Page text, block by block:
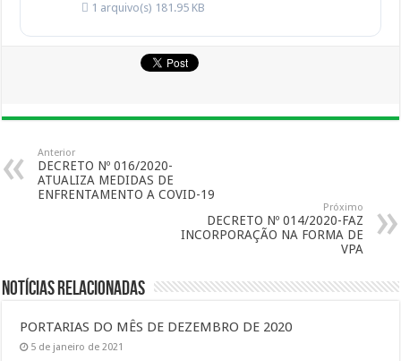
1 arquivo(s) 181.95 KB
Anterior
DECRETO Nº 016/2020-
ATUALIZA MEDIDAS DE
ENFRENTAMENTO A COVID-19
Próximo
DECRETO Nº 014/2020-FAZ
INCORPORAÇÃO NA FORMA DE
VPA
Notícias Relacionadas
PORTARIAS DO MÊS DE DEZEMBRO DE 2020
5 de janeiro de 2021